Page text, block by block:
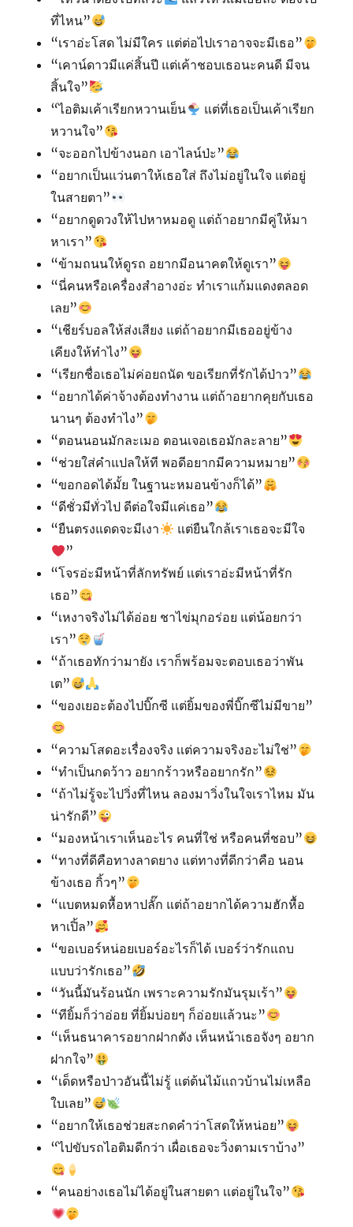
ที่ไหน”
“เราอ่ะโสด ไม่มีใคร แต่ต่อไปเราอาจจะมีเธอ”
“เคาน์ดาวมีแค่สิ้นปี แต่เค้าชอบเธอนะคนดี มีจน
สิ้นใจ”
“ไอติมเค้าเรียกหวานเย็น
แต่ที่เธอเป็นเค้าเรียก
หวานใจ”
“จะออกไปข้างนอก เอาไลน์ป่ะ”
“อยากเป็นแว่นตาให้เธอใส่ ถึงไม่อยู่ในใจ แต่อยู่
ในสายตา”
“อยากดูดวงให้ไปหาหมอดู แต่ถ้าอยากมีคู่ให้มา
หาเรา”
“ข้ามถนนให้ดูรถ อยากมีอนาคตให้ดูเรา”
“นี่คนหรือเครื่องสำอางอ่ะ ทำเราแก้มแดงตลอด
เลย”
“เชียร์บอลให้ส่งเสียง แต่ถ้าอยากมีเธออยู่ข้าง
เคียงให้ทำไง”
“เรียกชื่อเธอไม่ค่อยถนัด ขอเรียกที่รักได้ป่าว”
“อยากได้ค่าจ้างต้องทำงาน แต่ถ้าอยากคุยกับเธอ
นานๆ ต้องทำไง”
“ตอนนอนมักละเมอ ตอนเจอเธอมักละลาย”
“ช่วยใส่คำแปลให้ที พอดีอยากมีความหมาย”
“ขอกอดได้มั้ย ในฐานะหมอนข้างก็ได้”
“ดีชั่วมีทั่วไป ดีต่อใจมีแค่เธอ”
“ยืนตรงแดดจะมีเงา
แต่ยืนใกล้เราเธอจะมีใจ
”
“โจรอ่ะมีหน้าที่ลักทรัพย์ เเต่เราอ่ะมีหน้าที่รัก
เธอ”
“เหงาจริงไม่ได้อ่อย ชาไข่มุกอร่อย แต่น้อยกว่า
เรา”
“ถ้าเธอทักว่ามายัง เราก็พร้อมจะตอบเธอว่าพัน
เต”
“ของเยอะต้องไปบิ๊กซี แต่ยิ้มของพี่บิ๊กซีไม่มีขาย”
“ความโสดอะเรื่องจริง เเต่ความจริงอะไม่ใช่”
“ทำเป็นกดว้าว อยากร้าวหรืออยากรัก”
“ถ้าไม่รู้จะไปวิ่งที่ไหน ลองมาวิ่งในใจเราไหม มัน
น่ารักดี”
“มองหน้าเราเห็นอะไร คนที่ใช่ หรือคนที่ชอบ”
“ทางที่ดีคือทางลาดยาง แต่ทางที่ดีกว่าคือ นอน
ข้างเธอ กิ้วๆ”
“แบตหมดหื้อหาปลั๊ก แต่ถ้าอยากได้ความฮักหื้อ
หาเปิ้ล”
“ขอเบอร์หน่อยเบอร์อะไรก็ได้ เบอร์ว่ารักแถบ
แบบว่ารักเธอ”
“วันนี้มันร้อนนัก เพราะความรักมันรุมเร้า”
“ทียิ้มก็ว่าอ่อย ที่ยิ้มบ่อยๆ ก็อ่อยเเล้วนะ”
“เห็นธนาคารอยากฝากตัง เห็นหน้าเธอจังๆ อยาก
ฝากใจ”
“เด็ดหรือป่าวอันนี้ไม่รู้ แต่ต้นไม้แถวบ้านไม่เหลือ
ใบเลย”
“อยากให้เธอช่วยสะกดคำว่าโสดให้หน่อย”
“ไปขับรถไอติมดีกว่า เผื่อเธอจะวิ่งตามเราบ้าง”
“คนอย่างเธอไม่ได้อยู่ในสายตา เเต่อยู่ในใจ”